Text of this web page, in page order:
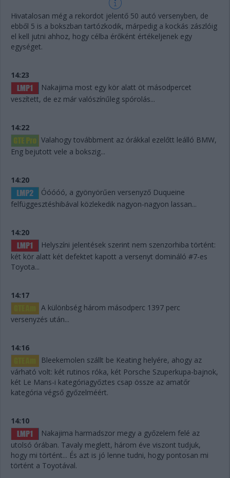
Hivatalosan még a rekordot jelentő 50 autó versenyben, de
ebből 5 is a bokszban tartózkodik, márpedig a kockás zászlóig
el kell jutni ahhoz, hogy célba érőként értékeljenek egy
egységet.
14:23
Nakajima most egy kör alatt öt másodpercet
veszített, de ez már valószínűleg spórolás...
14:22
Valahogy továbbment az órákkal ezelőtt leálló BMW,
Eng bejutott vele a bokszig...
14:20
Óóóóó, a gyönyörűen versenyző Duqueine
felfüggesztéshibával közlekedik nagyon-nagyon lassan...
14:20
Helyszíni jelentések szerint nem szenzorhiba történt:
két kör alatt két defektet kapott a versenyt domináló #7-es
Toyota...
14:17
A különbség három másodperc 1397 perc
versenyzés után...
14:16
Bleekemolen szállt be Keating helyére, ahogy az
várható volt: két rutinos róka, két Porsche Szuperkupa-bajnok,
két Le Mans-i kategóriagyőztes csap össze az amatőr
kategória végső győzelméért.
14:10
Nakajima harmadszor megy a győzelem felé az
utolsó órában. Tavaly meglett, három éve viszont tudjuk,
hogy mi történt... És azt is jó lenne tudni, hogy pontosan mi
történt a Toyotával.